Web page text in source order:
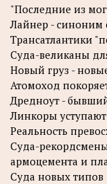
"Последние из
Лайнер - синоним
Трансатлантики
Суда-великаны
Новый груз -
Атомоход
Дредноут -
Линкоры
Реальность
Суда-
армоцемента и
Суда новых типов